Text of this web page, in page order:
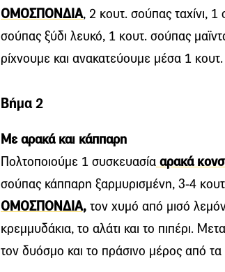
ΟΜΟΣΠΟΝΔΙΑ, 2 κουτ. σούπας ταχίνι,
σούπας ξύδι λευκό, 1 κουτ. σούπας
ρίχνουμε και ανακατεύουμε μέσα 1
Βήμα 2
Με αρακά και κάππαρη
Πολτοποιούµε 1 συσκευασία αρακά
σούπας κάππαρη ξαρμυρισμένη, 3-4
ΟΜΟΣΠΟΝΔΙΑ, τον χυµό από μισό
κρεμμυδάκια, το αλάτι και το πιπέρι.
τον δυόσμο και το πράσινο μέρος από